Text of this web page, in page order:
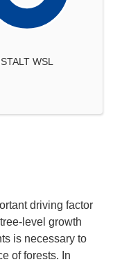
WSL
driving factor
level growth
is necessary to
of forests. In